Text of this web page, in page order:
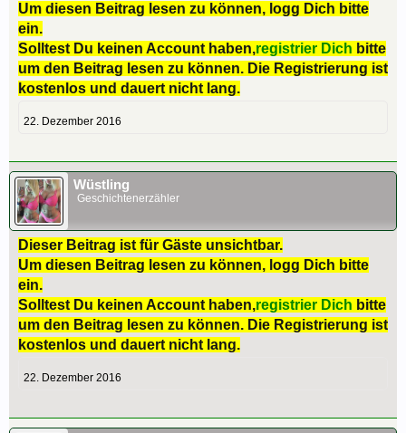
Um diesen Beitrag lesen zu können, logg Dich bitte
ein.
Solltest Du keinen Account haben,registrier Dich bitte
um den Beitrag lesen zu können. Die Registrierung ist
kostenlos und dauert nicht lang.
22. Dezember 2016
Wüstling
Geschichtenerzähler
Dieser Beitrag ist für Gäste unsichtbar.
Um diesen Beitrag lesen zu können, logg Dich bitte
ein.
Solltest Du keinen Account haben,registrier Dich bitte
um den Beitrag lesen zu können. Die Registrierung ist
kostenlos und dauert nicht lang.
22. Dezember 2016